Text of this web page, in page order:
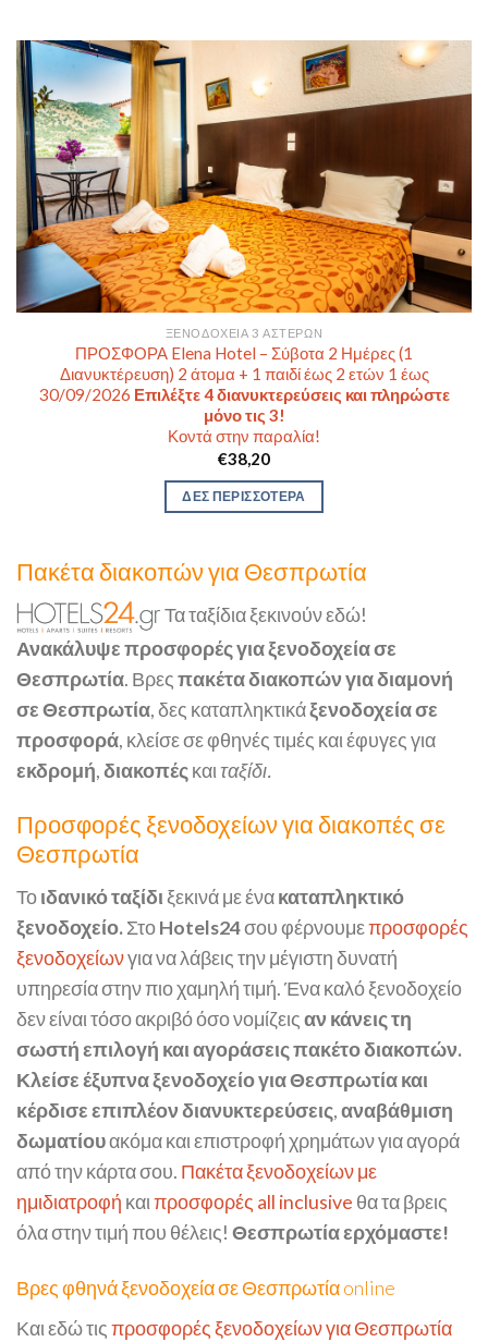
ΞΕΝΟΔΟΧΕΊΑ 3 ΑΣΤΈΡΩΝ
ΠΡΟΣΦΟΡΑ Elena Hotel – Σύβοτα 2 Ημέρες (1
Διανυκτέρευση) 2 άτομα + 1 παιδί έως 2 ετών 1 έως
30/09/2026 Επιλέξτε 4 διανυκτερεύσεις και πληρώστε
μόνο τις 3!
Κοντά στην παραλία!
€38,20
ΔΕΣ ΠΕΡΙΣΣΟΤΕΡΑ
Πακέτα διακοπών για Θεσπρωτία
Τα ταξίδια ξεκινούν εδώ!
Ανακάλυψε προσφορές για ξενοδοχεία σε
Θεσπρωτία. Βρεςπακέτα διακοπών για διαμονή
σε Θεσπρωτία, δες καταπληκτικάξενοδοχεία σε
προσφορά, κλείσε σε φθηνές τιμές και έφυγες για
εκδρομή,διακοπέςκαι ταξίδι.
Προσφορές ξενοδοχείων για διακοπές σε
Θεσπρωτία
Τοιδανικό ταξίδιξεκινά με ένακαταπληκτικό
ξενοδοχείο.ΣτοHotels24σου φέρνουμεπροσφορές
ξενοδοχείωνγια να λάβεις την μέγιστη δυνατή
υπηρεσία στην πιο χαμηλή τιμή. Ένα καλό ξενοδοχείο
δεν είναι τόσο ακριβό όσο νομίζειςαν κάνεις τη
σωστή επιλογή και αγοράσεις πακέτο διακοπών.
Κλείσε έξυπνα ξενοδοχείο για Θεσπρωτία και
κέρδισε επιπλέον διανυκτερεύσεις,αναβάθμιση
δωματίουακόμα και επιστροφή χρημάτων για αγορά
από την κάρτα σου. Πακέτα ξενοδοχείων με
ημιδιατροφή καιπροσφορές all inclusive θα τα βρεις
όλα στην τιμή που θέλεις! Θεσπρωτία ερχόμαστε!
Βρες φθηνά ξενοδοχεία σε Θεσπρωτία online
Και εδώ τιςπροσφορές ξενοδοχείων για Θεσπρωτία